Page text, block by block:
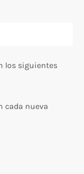
los siguientes
cada nueva